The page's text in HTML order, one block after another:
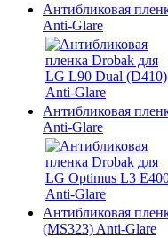
Антибликовая
Anti-Glare
Антибликовая
Anti-Glare
Антибликовая
(MS323) Anti-Glare